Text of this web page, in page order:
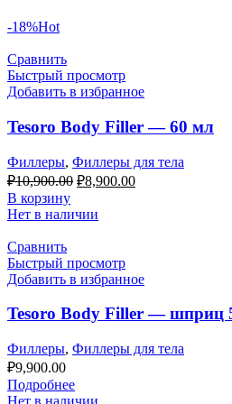
-18%Hot
Сравнить
Быстрый просмотр
Добавить в избранное
Tesoro Body Filler — 60 мл
Филлеры, Филлеры для тела
₽10,900.00 Первоначальная
составляла
₽8,900.00Текущая
В корзину
Нет в наличии
Сравнить
Быстрый просмотр
Добавить в избранное
Tesoro Body Filler — шприц
Филлеры, Филлеры для тела
₽9,900.00
Подробнее